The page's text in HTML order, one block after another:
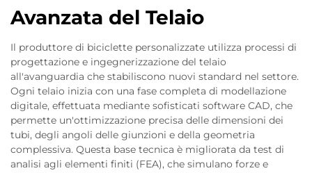
Avanzata del Telaio
Il produttore di biciclette personalizzate utilizza processi di
progettazione e ingegnerizzazione del telaio
all'avanguardia che stabiliscono nuovi standard nel settore.
Ogni telaio inizia con una fase completa di modellazione
digitale, effettuata mediante sofisticati software CAD, che
permette un'ottimizzazione precisa delle dimensioni dei
tubi, degli angoli delle giunzioni e della geometria
complessiva. Questa base tecnica è migliorata da test di
analisi agli elementi finiti (FEA), che simulano forze e